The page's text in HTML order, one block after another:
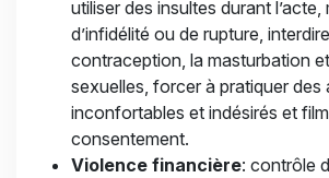
utiliser des insultes durant l’acte,
d’infidélité ou de rupture,
contraception, la masturbation
sexuelles, forcer à pratiquer des
inconfortables et indésirés et
consentement.
Violence financière: contrôle